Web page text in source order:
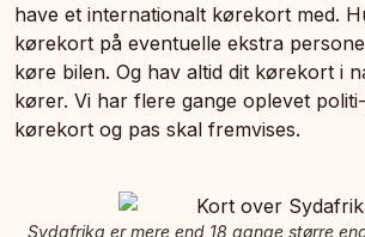
have et internationalt kørekort med.
kørekort på eventuelle ekstra
køre bilen. Og hav altid dit kørekort i
kører. Vi har flere gange oplevet
kørekort og pas skal fremvises.
Sydafrika er mere end 18 gange større